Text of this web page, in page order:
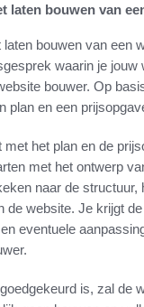
laten bouwen van
bouwen van een
waarin je jouw
bouwer. Op
plan en een
het plan en de
met het ontwerp
naar de structuur,
de website. Je krijgt
eventuele
is, zal de